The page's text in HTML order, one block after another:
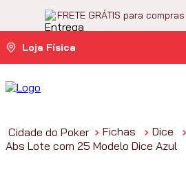
FRETE GRÁTIS para
Loja Física
Fichas Dice
Abs Lote com 25 Modelo Dice Azul